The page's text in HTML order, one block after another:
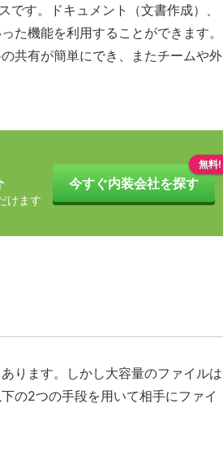
す。ドキュメント（文書作成）、
た機能を利用することができます。
共有が簡単にでき、またチームや外
けます
今すぐ内装会社を探す
無料!
ります。しかし大容量のファイルは
の2つの手段を用いて相手にファイ